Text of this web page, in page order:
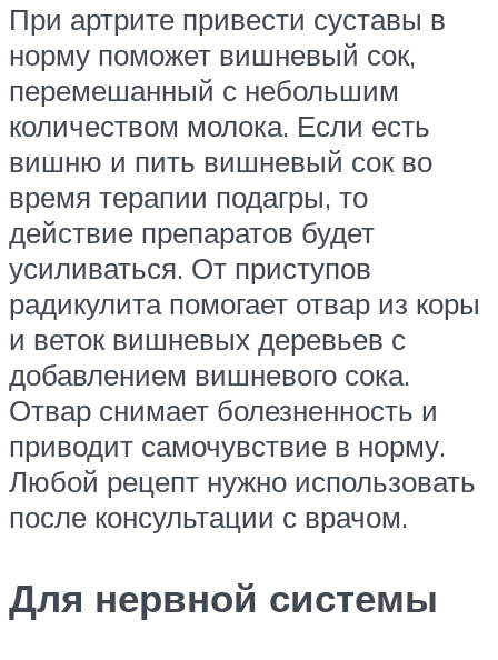
При артрите привести суставы в
норму поможет вишневый сок,
перемешанный с небольшим
количеством молока. Если есть
вишню и пить вишневый сок во
время терапии подагры, то
действие препаратов будет
усиливаться. От приступов
радикулита помогает отвар из коры
и веток вишневых деревьев с
добавлением вишневого сока.
Отвар снимает болезненность и
приводит самочувствие в норму.
Любой рецепт нужно использовать
после консультации с врачом.
Для нервной системы